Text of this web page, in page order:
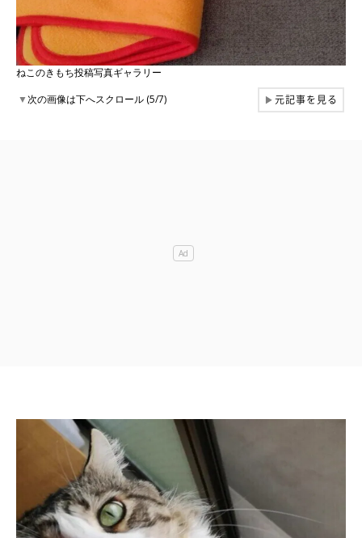
ねこのきもち投稿写真ギャラリー
▼次の画像は下へスクロール (5/7) ▶元記事を見る